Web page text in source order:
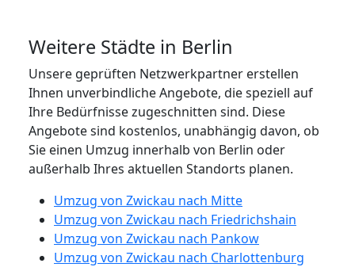
Weitere Städte in Berlin
Unsere geprüften Netzwerkpartner erstellen
Ihnen unverbindliche Angebote, die speziell auf
Ihre Bedürfnisse zugeschnitten sind. Diese
Angebote sind kostenlos, unabhängig davon, ob
Sie einen Umzug innerhalb von Berlin oder
außerhalb Ihres aktuellen Standorts planen.
Umzug von Zwickau nach Mitte
Umzug von Zwickau nach Friedrichshain
Umzug von Zwickau nach Pankow
Umzug von Zwickau nach Charlottenburg